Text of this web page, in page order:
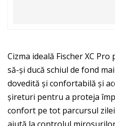
Cizma ideală Fischer XC
să-și ducă schiul de fond
dovedită și confortabilă și
șireturi pentru a proteja
confort pe tot parcursul